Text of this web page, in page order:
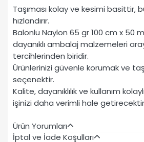
Taşıması kolay ve kesimi basittir,
hızlandırır.
Balonlu Naylon 65 gr 100 cm x 50
dayanıklı ambalaj malzemeleri
tercihlerinden biridir.
Ürünlerinizi güvenle korumak ve
seçenektir.
Kalite, dayanıklılık ve kullanım
işinizi daha verimli hale
Ürün Yorumları
İptal ve İade Koşulları